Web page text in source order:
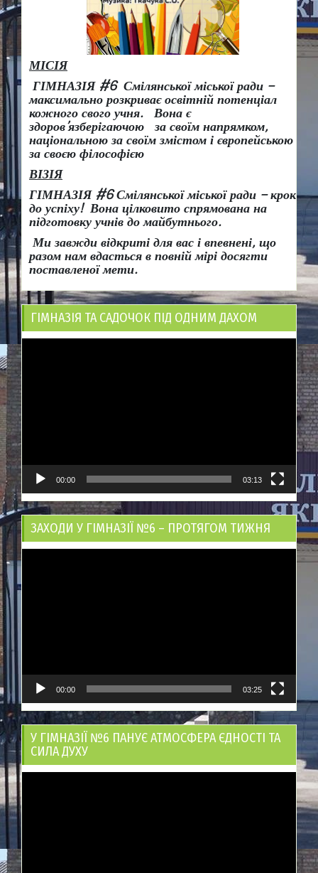
МІСІЯ
ГІМНАЗІЯ #6 Смілянської міської ради –
максимально розкриває освітній потенціал
кожного свого учня.
Вона є
здоров’язберігаючою за своїм напрямком,
національною за своїм змістом і європейською
за своєю філософією
ВІЗІЯ
ГІМНАЗІЯ #6 Смілянської міської ради – крок
до успіху! Вона цілковито спрямована на
підготовку учнів до майбутнього.
Ми завжди відкриті для вас і впевнені, що
разом нам вдасться в повній мірі досягти
поставленої мети.
ГІМНАЗІЯ ТА САДОЧОК ПІД ОДНИМ ДАХОМ
00:00 03:13
ЗАХОДИ У ГІМНАЗІЇ №6 – ПРОТЯГОМ ТИЖНЯ
00:00 03:25
У ГІМНАЗІЇ №6 ПАНУЄ АТМОСФЕРА ЄДНОСТІ ТА
СИЛА ДУХУ